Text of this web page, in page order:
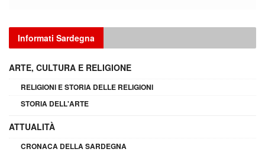
Informati Sardegna
ARTE, CULTURA E RELIGIONE
RELIGIONI E STORIA DELLE RELIGIONI
STORIA DELL'ARTE
ATTUALITÀ
CRONACA DELLA SARDEGNA